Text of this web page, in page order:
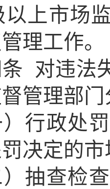
以上市场
理工作。
对违法
管理部
）行政处
决定的
）抽查检